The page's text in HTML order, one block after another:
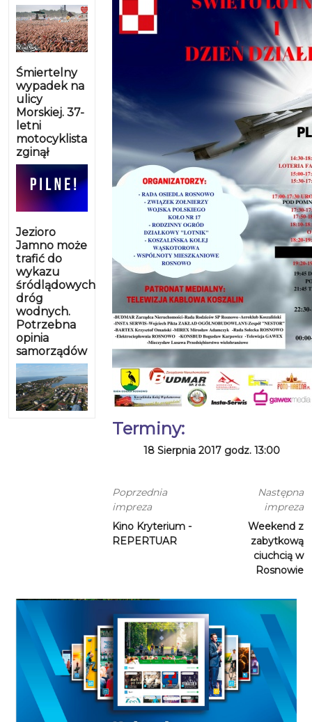
Śmiertelny
wypadek na
ulicy
Morskiej. 37-
letni
motocyklista
zginął
Jezioro
Jamno może
trafić do
wykazu
śródlądowych
dróg
wodnych.
Potrzebna
opinia
samorządów
Terminy:
18 Sierpnia 2017 godz. 13:00
Poprzednia
impreza
Kino Kryterium -
REPERTUAR
Następna
impreza
Weekend z
zabytkową
ciuchcią w
Rosnowie